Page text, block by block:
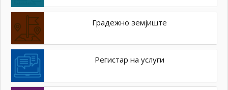
Градежно земјиште
Регистар на услуги